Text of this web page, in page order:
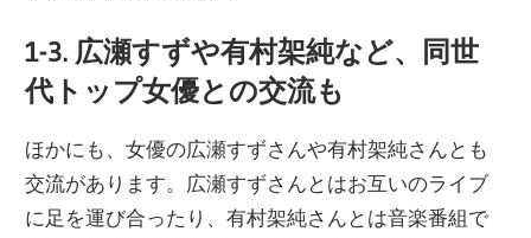
1-3. 広瀬すずや有村架純など、同世
代トップ女優との交流も
ほかにも、女優の広瀬すずさんや有村架純さんとも
交流があります。広瀬すずさんとはお互いのライブ
に足を運び合ったり、有村架純さんとは音楽番組で